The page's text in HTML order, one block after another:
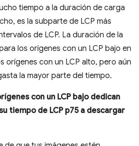
tiempo a la duración de carga
es la subparte de LCP más
de LCP. La duración de la
los orígenes con un LCP bajo en
orígenes con un LCP alto, pero aún
la mayor parte del tiempo.
con un LCP bajo dedican
tiempo de LCP p75 a descargar